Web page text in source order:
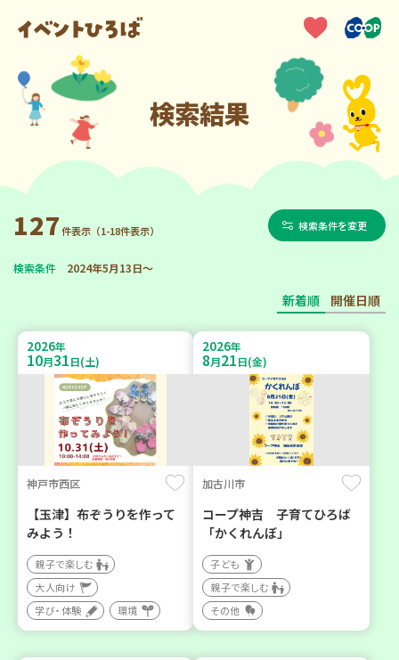
検索結果
127件表示（1-18件表示） 検索条件を変更
検索条件 2024年5月13日～
新着順 開催日順
2026年
10月31日(土)
神戸市西区
【玉津】布ぞうりを作って
みよう！
親子で楽しむ
大人向け
学び・体験
環境
2026年
8月21日(金)
加古川市
コープ神吉 子育てひろば
「かくれんぼ」
子ども
親子で楽しむ
その他